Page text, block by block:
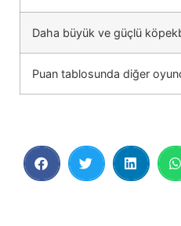
Daha büyük ve güçlü
Puan tablosunda diğer